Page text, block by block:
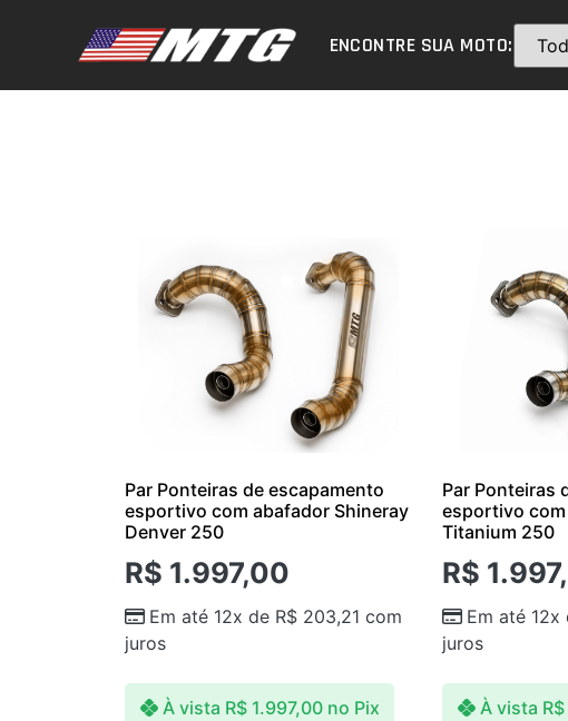
ENCONTRE SUA MOTO:
Par Ponteiras de escapamento
esportivo com abafador Shineray
Denver 250
R$ 1.997,00
Em até 12x de R$ 203,21 com
juros
À vista R$1.997,00 no Pix
Par Ponteiras
esportivo
Titanium 250
R$
Em até 12x
juros
À vista R$